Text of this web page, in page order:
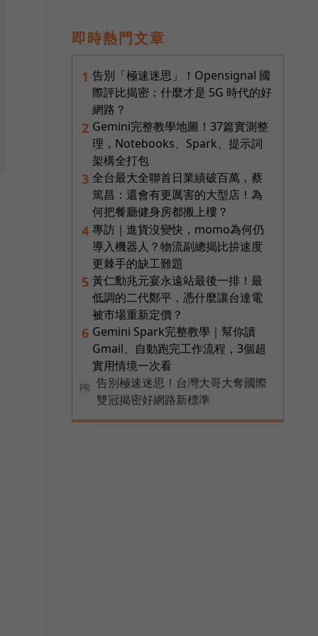
即時熱門文章
1 告別「極速迷思」！Opensignal 國
際評比揭密：什麼才是 5G 時代的好
網路？
2 Gemini完整教學地圖！37篇實測整
理，Notebooks、Spark、提示詞
架構全打包
3 全台最大全聯首日業績破百萬，蔡
篤昌：還會有更厲害的大型店！為
何把餐廳健身房都搬上樓？
4 專訪｜進貨沒變快，momo為何仍
導入機器人？物流副總揭比拚速度
更棘手的缺工難題
5 黃仁勳兆元宴永遠站最後一排！最
低調的二代鄭平，憑什麼讓台達電
被市場重新定價？
6 Gemini Spark完整教學｜幫你讀
Gmail、自動跑完工作流程，3個超
實用情境一次看
PR
告別極速迷思！台灣大哥大奪國際
雙冠揭密好網路新標準